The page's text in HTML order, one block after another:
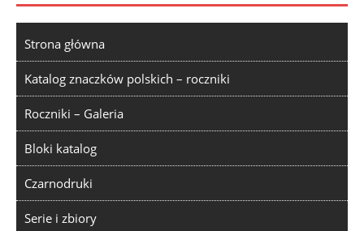
Strona główna
Katalog znaczków polskich – roczniki
Roczniki – Galeria
Bloki katalog
Czarnodruki
Serie i zbiory